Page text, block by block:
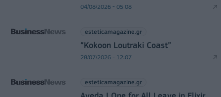
04/08/2026 - 05:08
esteticamagazine.gr
“Kokoon Loutraki Coast”
28/07/2026 - 12:07
esteticamagazine.gr